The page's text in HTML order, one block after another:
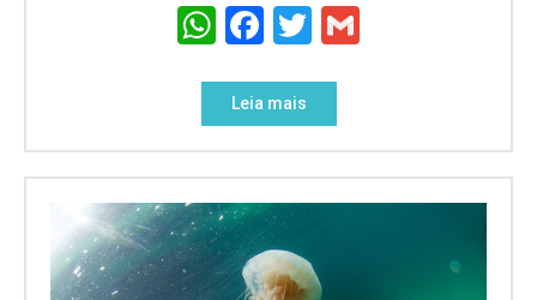
WhatsApp
Facebook
Twitter
Leia mais